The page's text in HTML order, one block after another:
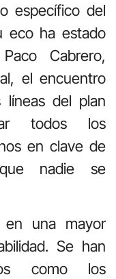
específico del
eco ha estado
Cabrero,
el encuentro
del plan
todos los
en clave de
que nadie se
en una mayor
Se han
como los